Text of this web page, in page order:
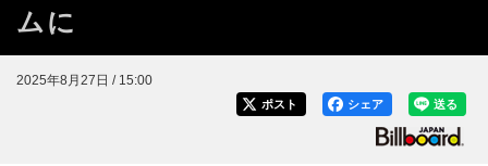
ムに
2025年8月27日 / 15:00
送る
シェア
ポスト